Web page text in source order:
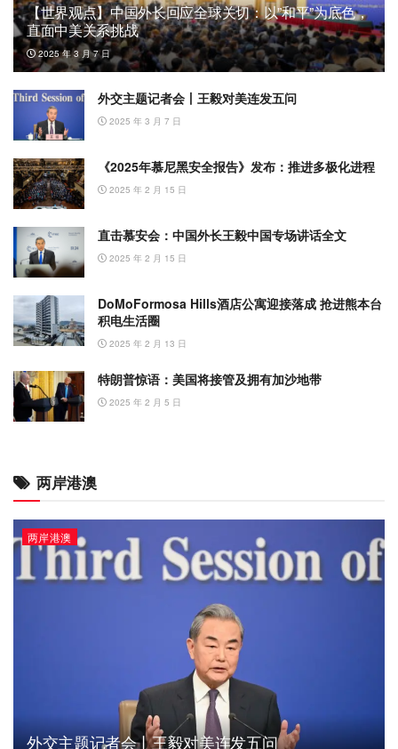
【世界观点】中国外长回应全球关切：以”和平”为底色，
直面中美关系挑战
2025 年 3 月 7 日
外交主题记者会丨王毅对美连发五问
2025 年 3 月 7 日
《2025年慕尼黑安全报告》发布：推进多极化进程
2025 年 2 月 15 日
直击慕安会：中国外长王毅中国专场讲话全文
2025 年 2 月 15 日
DoMoFormosa Hills酒店公寓迎接落成 抢进熊本台
积电生活圈
2025 年 2 月 13 日
特朗普惊语：美国将接管及拥有加沙地带
2025 年 2 月 5 日
两岸港澳
两岸港澳
外交主题记者会丨王毅对美连发五问